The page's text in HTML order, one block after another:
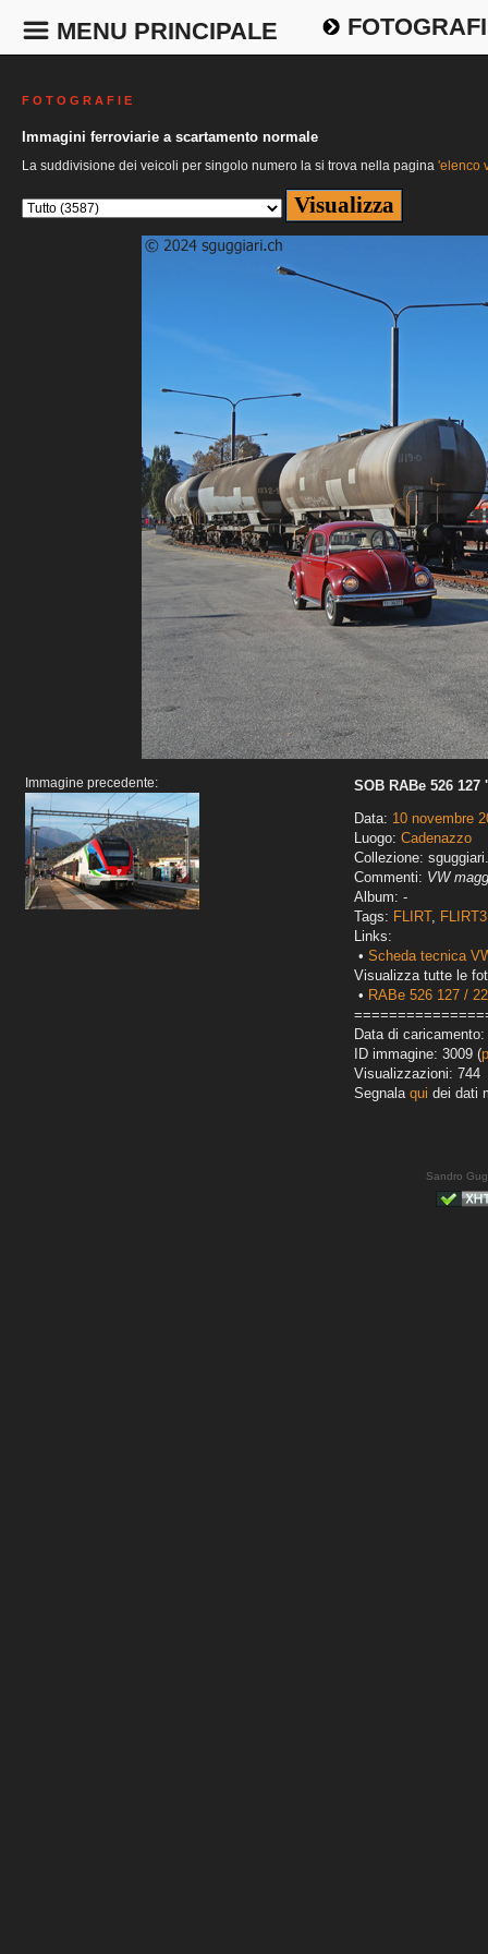
MENU PRINCIPALE
F O T O G R A F I E
Immagini ferroviarie a scartamento normale
La suddivisione dei veicoli per singolo numero la si trova nella pagina 'elenco
Immagine precedente:
SOB RABe 526 127
Data: 10 novembre
Luogo: Cadenazzo
Collezione:
Commenti: VW
Album: -
Tags: FLIRT, FLIRT3
Links:
• Scheda tecnica
Visualizza tutte le
• RABe 526 127 /
Data di
ID immagine: 3009 (
Visualizzazioni: 744
Segnala qui dei dati
Sandro